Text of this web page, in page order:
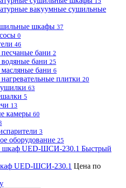
вакуумные сушильные
шкафы 37
0
46
бани 2
бани 25
бани 6
плитки 20
63
5
13
камеры 60
3
оборудование 25
Быстрый
UED-ШСИ-230.1 Цена по